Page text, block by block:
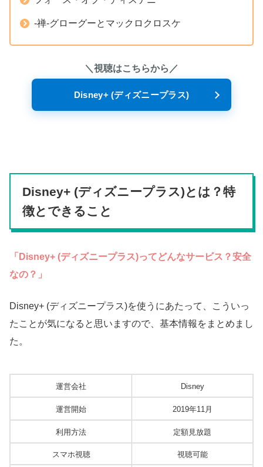
-禅-グローグーとマックロクロスケ
＼視聴はこちらから／
Disney+ (ディズニープラス)
Disney+ (ディズニープラス)とは？特
徴とできること
「Disney+ (ディズニープラス)ってどんなサービス？安全
なの？」
Disney+ (ディズニープラス)を使うにあたって、こういっ
たことが気になると思いますので、基本情報をまとめまし
た。
運営会社 Disney
運営開始 2019年11月
利用方法 定額見放題
スマホ視聴 視聴可能